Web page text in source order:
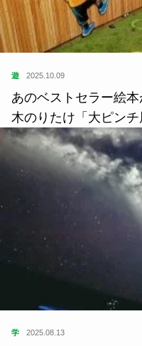
遊 2025.10.09
あのベストセラー絵
木のりたけ「大ピンチ
学 2025.08.13